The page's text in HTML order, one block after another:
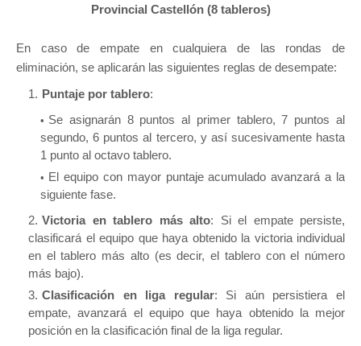
Provincial Castellón (8 tableros)
En caso de empate en cualquiera de las rondas de
eliminación, se aplicarán las siguientes reglas de desempate:
Puntaje por tablero:
Se asignarán 8 puntos al primer tablero, 7 puntos al
segundo, 6 puntos al tercero, y así sucesivamente hasta
1 punto al octavo tablero.
El equipo con mayor puntaje acumulado avanzará a la
siguiente fase.
Victoria en tablero más alto: Si el empate persiste,
clasificará el equipo que haya obtenido la victoria individual
en el tablero más alto (es decir, el tablero con el número
más bajo).
Clasificación en liga regular: Si aún persistiera el
empate, avanzará el equipo que haya obtenido la mejor
posición en la clasificación final de la liga regular.